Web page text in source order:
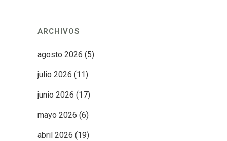
ARCHIVOS
agosto 2026 (5)
julio 2026 (11)
junio 2026 (17)
mayo 2026 (6)
abril 2026 (19)